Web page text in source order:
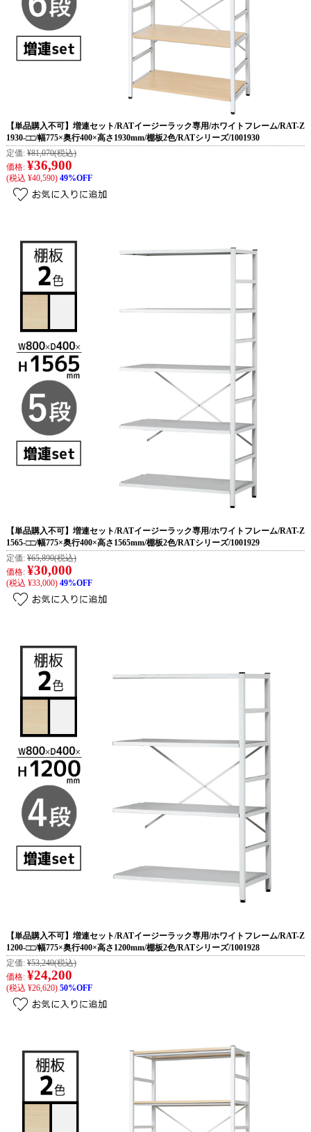
【単品購入不可】増連セット/RATイージーラック専用/ホワイトフレーム/RAT-Z
1930-□□/幅775×奥行400×高さ1930mm/棚板2色/RATシリーズ/1001930
定価: ¥81,070(税込)
価格: ¥36,900
(税込 ¥40,590) 49%OFF
【単品購入不可】増連セット/RATイージーラック専用/ホワイトフレーム/RAT-Z
1565-□□/幅775×奥行400×高さ1565mm/棚板2色/RATシリーズ/1001929
定価: ¥65,890(税込)
価格: ¥30,000
(税込 ¥33,000) 49%OFF
【単品購入不可】増連セット/RATイージーラック専用/ホワイトフレーム/RAT-Z
1200-□□/幅775×奥行400×高さ1200mm/棚板2色/RATシリーズ/1001928
定価: ¥53,240(税込)
価格: ¥24,200
(税込 ¥26,620) 50%OFF